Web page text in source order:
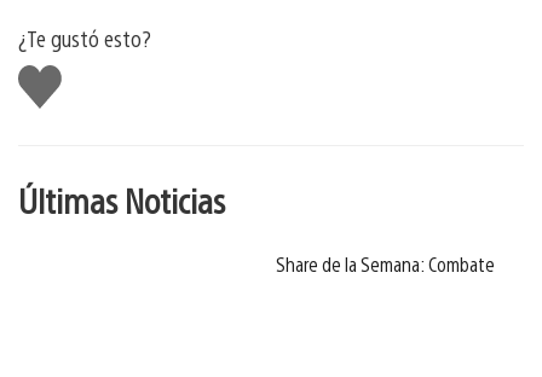
¿Te gustó esto?
Me
gusta
Últimas Noticias
Share de la Semana: Combate